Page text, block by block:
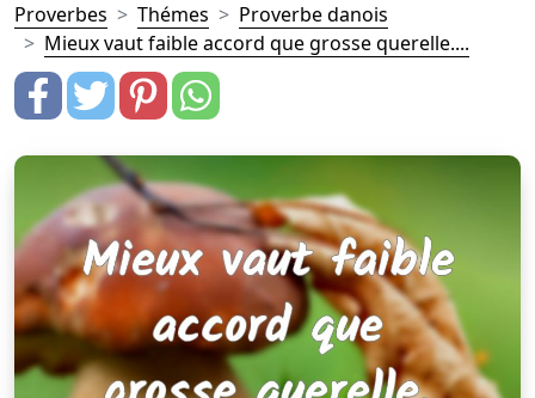
Proverbes Thémes
Proverbe danois
Mieux vaut faible accord que grosse querelle....